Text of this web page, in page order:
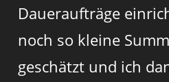
Daueraufträge
noch so kleine
geschätzt und ich